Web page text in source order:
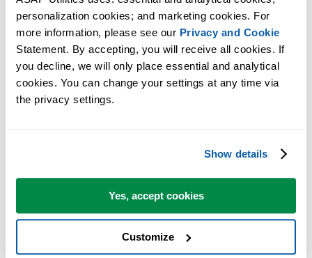
personalization cookies; and marketing cookies. For
more information, please see our Privacy and Cookie
Statement. By accepting, you will receive all cookies. If
you decline, we will only place essential and analytical
cookies. You can change your settings at any time via
the privacy settings.
Show details
Yes, accept cookies
Customize
Ferramentas práticas que muitos usuários do Excel gostariam de ter
Excel.
Economize tempo no Excel. Simples assim.
O ASAP Utilities ajuda você a economizar tempo e fazer coisas que o
Excel por si só não consegue fazer.
Você pode começar imediatamente. Não é necessário treinamento.
A maioria dos usuários começa com algumas ferramentas. Muitos
passam a usar o ASAP Utilities diariamente.